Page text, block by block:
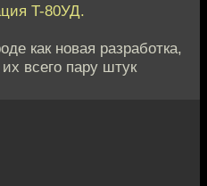
T-80УД.
как новая разработка,
всего пару штук